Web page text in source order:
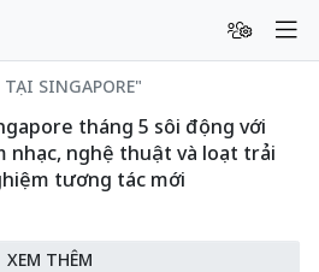
SINGAPORE"
tháng 5 sôi động với
nhạc, nghệ thuật và loạt trải
tương tác mới
XEM THÊM